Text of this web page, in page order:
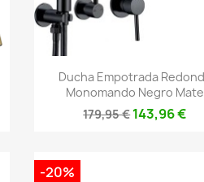
Vista rápida
Ducha Empotrada
Monomando Negro Mate
179,95 €143,96 €
-20%